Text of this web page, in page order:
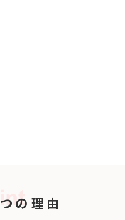
つの理由